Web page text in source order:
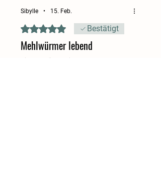
Frösche, Salamander,
Vogelspinnen
Fische:größere Zierfische (z. B.
Cichliden)
Kleinsäuger:
Sibylle • 15. Feb.
Mit 5 von 5 Sternen bewertet.
Bestätigt
Mehlwürmer lebend
Die Mehlwürmer sind top, super verpackt